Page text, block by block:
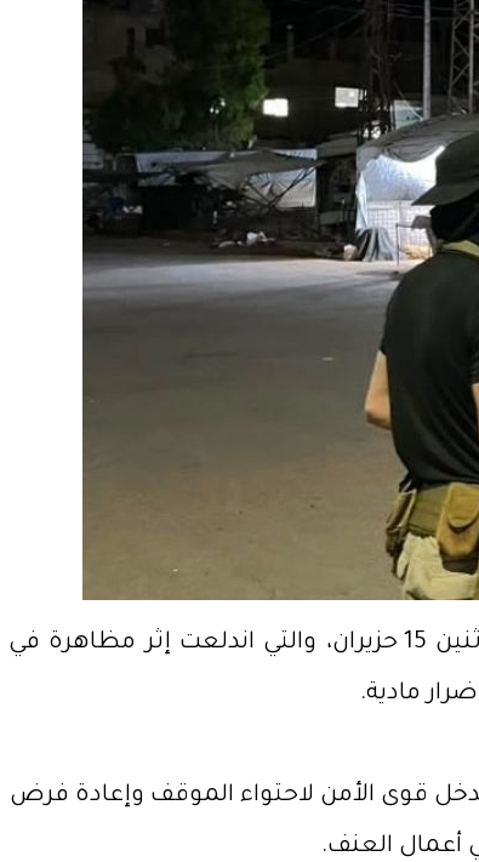
، عقب التوترات الأمنية التي شهدتها المدينة مساء الاثنين 15 حزيران، والتي اندلعت إثر مظاهرة في
مادية.
قوى الأمن لاحتواء الموقف وإعادة فرض
أعمال العنف.